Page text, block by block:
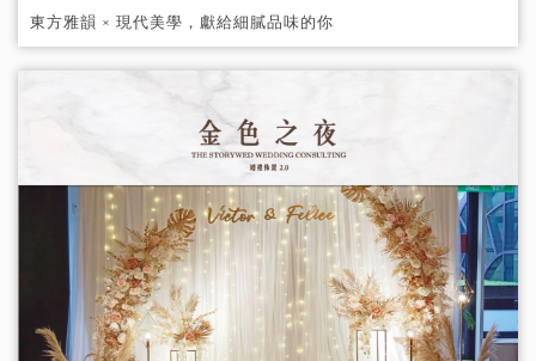
東方雅韻 × 現代美學，獻給細膩品味的你